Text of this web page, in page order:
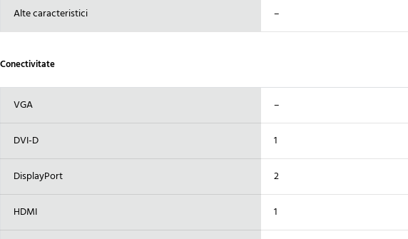
Alte caracteristici –
Conectivitate
VGA –
DVI-D 1
DisplayPort 2
HDMI 1